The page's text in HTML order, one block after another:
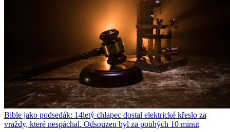
Bible jako podsedák: 14letý chlapec dostal elektrické křeslo za
vraždy, které nespáchal. Odsouzen byl za pouhých 10 minut